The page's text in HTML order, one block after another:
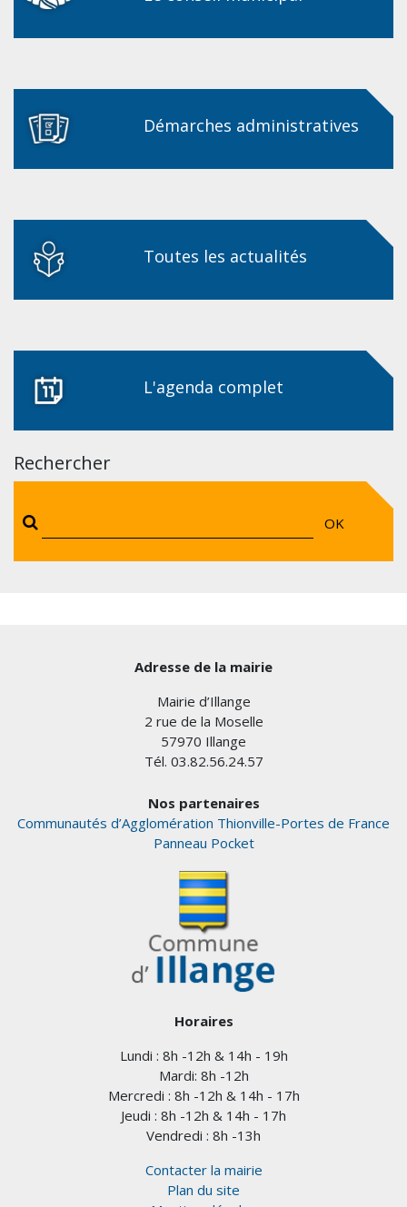
Démarches administratives
Toutes les actualités
L'agenda complet
Rechercher
OK
Adresse de la mairie
Mairie d’Illange
2 rue de la Moselle
57970 Illange
Tél. 03.82.56.24.57
Nos partenaires
Communautés d’Agglomération Thionville-Portes de France
Panneau Pocket
Horaires
Lundi : 8h -12h & 14h - 19h
Mardi: 8h -12h
Mercredi : 8h -12h & 14h - 17h
Jeudi : 8h -12h & 14h - 17h
Vendredi : 8h -13h
Contacter la mairie
Plan du site